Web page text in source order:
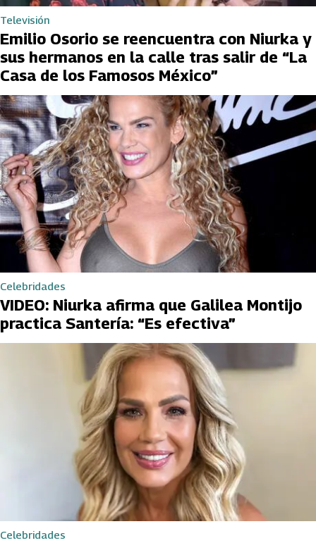
Televisión
Emilio Osorio se reencuentra con Niurka y
sus hermanos en la calle tras salir de “La
Casa de los Famosos México”
Celebridades
VIDEO: Niurka afirma que Galilea Montijo
practica Santería: “Es efectiva”
Celebridades